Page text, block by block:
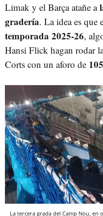
Limak y el Barça atañe a
gradería. La idea es que
temporada 2025-26,
Hansi Flick hagan rodar
Corts con un aforo de
La tercera grada del Camp Nou, en